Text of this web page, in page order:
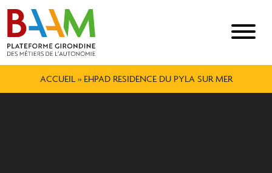
ACCUEIL» EHPAD RESIDENCE DU PYLA SUR MER